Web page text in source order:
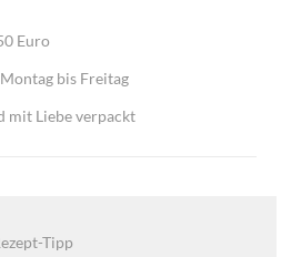
Euro
bis Freitag
mit Liebe verpackt
Tipp